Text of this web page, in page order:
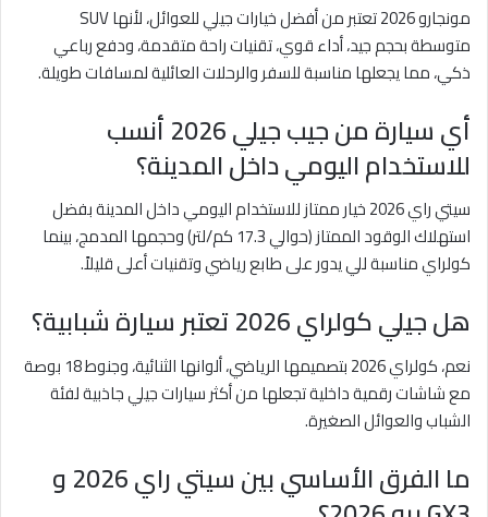
مونجارو 2026 تعتبر من أفضل خيارات جيلي للعوائل، لأنها SUV
متوسطة بحجم جيد، أداء قوي، تقنيات راحة متقدمة، ودفع رباعي
ذكي، مما يجعلها مناسبة للسفر والرحلات العائلية لمسافات طويلة.
أي سيارة من جيب جيلي 2026 أنسب
للاستخدام اليومي داخل المدينة؟
سيتي راي 2026 خيار ممتاز للاستخدام اليومي داخل المدينة بفضل
استهلاك الوقود الممتاز (حوالي 17.3 كم/لتر) وحجمها المدمج، بينما
كولراي مناسبة للي يدور على طابع رياضي وتقنيات أعلى قليلاً.
هل جيلي كولراي 2026 تعتبر سيارة شبابية؟
نعم، كولراي 2026 بتصميمها الرياضي، ألوانها الثنائية، وجنوط 18 بوصة
مع شاشات رقمية داخلية تجعلها من أكثر سيارات جيلي جاذبية لفئة
الشباب والعوائل الصغيرة.
ما الفرق الأساسي بين سيتي راي 2026 و